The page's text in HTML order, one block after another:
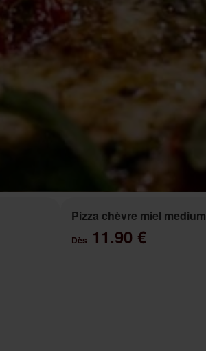
Pizza chèvre miel medium
Dès 11.90 €